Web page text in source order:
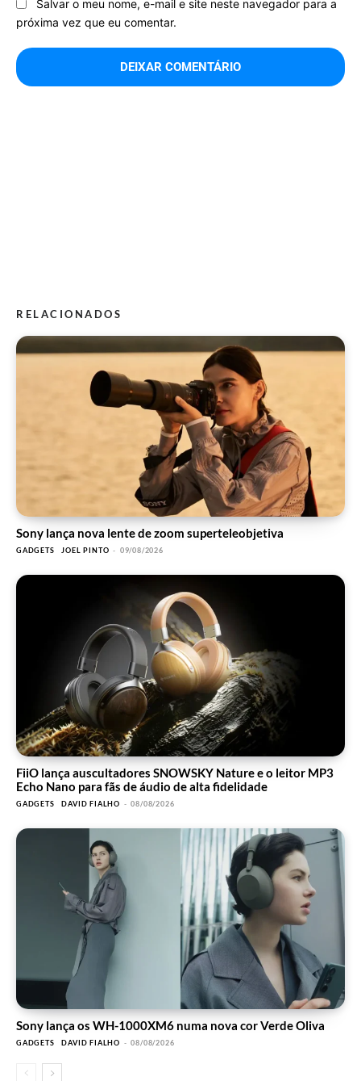
Salvar o meu nome, e-mail e site neste navegador para a
próxima vez que eu comentar.
RELACIONADOS
Sony lança nova lente de zoom superteleobjetiva
GADGETS JOEL PINTO - 09/08/2026
FiiO lança auscultadores SNOWSKY Nature e o leitor MP3
Echo Nano para fãs de áudio de alta fidelidade
GADGETS DAVID FIALHO - 08/08/2026
Sony lança os WH-1000XM6 numa nova cor Verde Oliva
GADGETS DAVID FIALHO - 08/08/2026